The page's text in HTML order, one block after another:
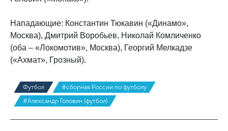
Нападающие: Константин Тюкавин («Динамо»,
Москва), Дмитрий Воробьев, Николай Комличенко
(оба – «Локомотив», Москва), Георгий Мелкадзе
(«Ахмат», Грозный).
Футбол
#сборная России по футболу
#Александр Головин (футбол)